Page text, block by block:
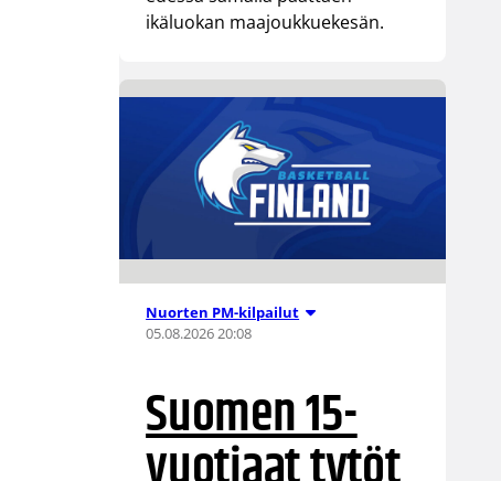
ikäluokan maajoukkuekesän.
Nuorten PM-kilpailut
05.08.2026 20:08
Suomen 15-